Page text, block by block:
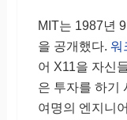
MIT는 1987년
을 공개했다. 워
어 X11을 자신
은 투자를 하기
여명의 엔지니